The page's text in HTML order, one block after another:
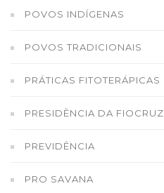
POVOS INDÍGENAS
POVOS TRADICIONAIS
PRÁTICAS FITOTERÁPICAS
PRESIDÊNCIA DA FIOCRUZ
PREVIDÊNCIA
PRO SAVANA